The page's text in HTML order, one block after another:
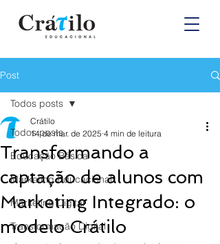
Post
Todos posts
Educação Básica
Marketing Educacional
Marketing Digital
Transformação Digital
Todos posts
Transformando a
captação de alunos com
Marketing Integrado: o
modelo Crátilo
Crátilo
14 de mar. de 2025 4 min de leitura